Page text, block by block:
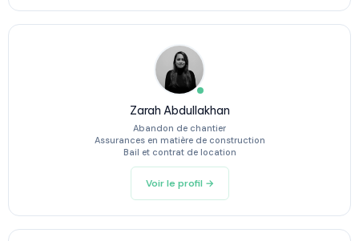
Zarah Abdullakhan
Abandon de chantier
Assurances en matière de construction
Bail et contrat de location
Voir le profil →